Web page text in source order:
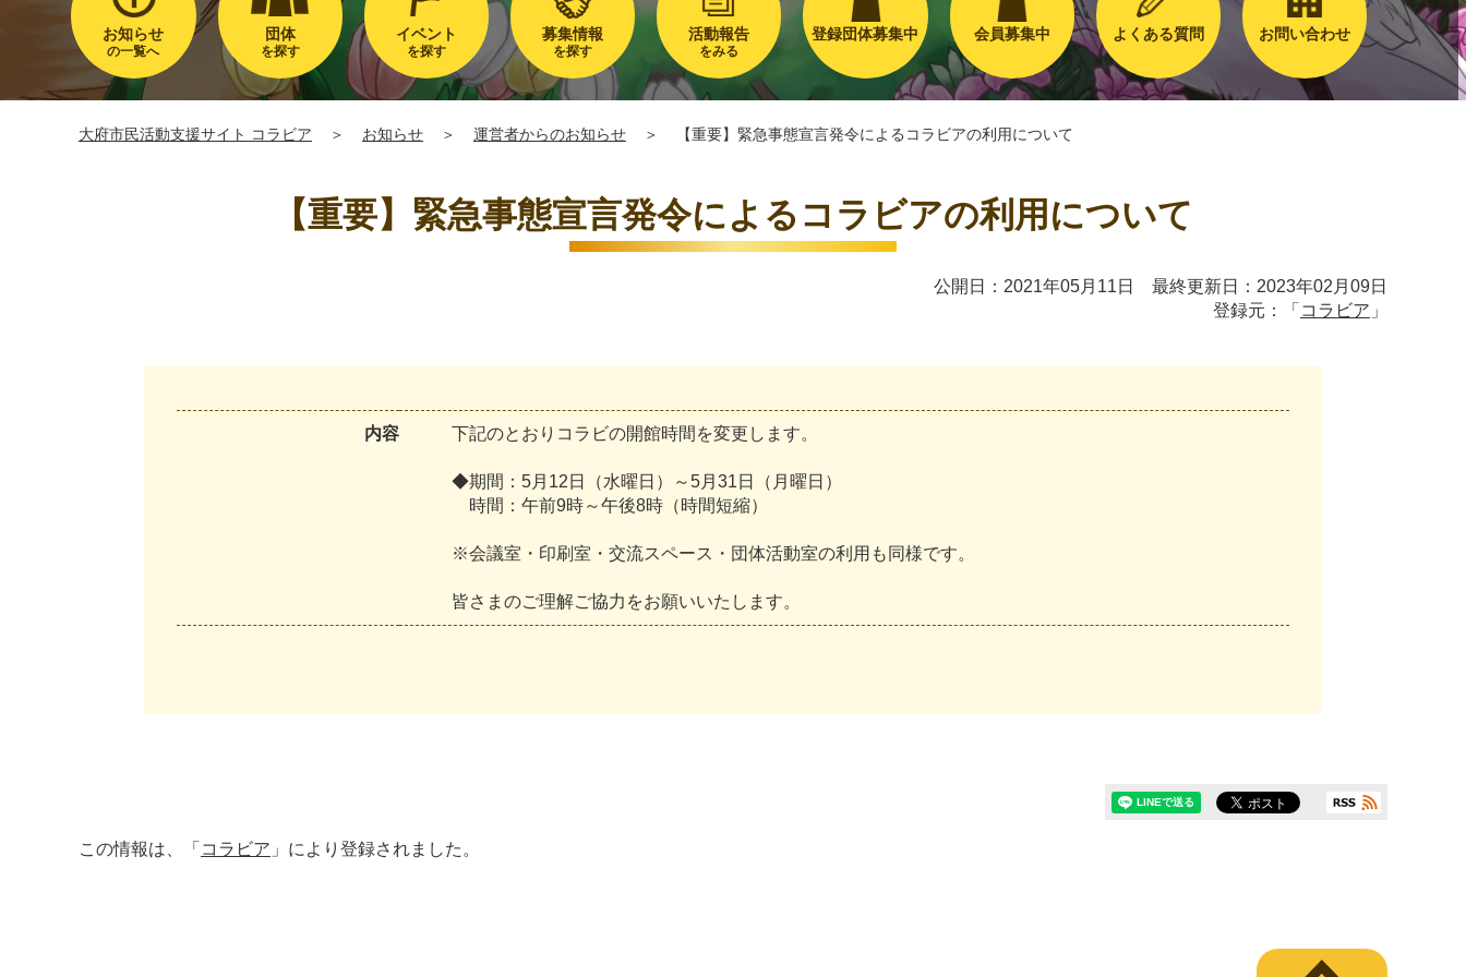
お知らせ
の一覧へ
団体
を探す
イベント
を探す
募集情報
を探す
活動報告
をみる
登録団体募集中 会員募集中 よくある質問 お問い合わせ
大府市民活動支援サイト コラビア ＞ お知らせ ＞ 運営者からのお知らせ ＞ 【重要】緊急事態宣言発令によるコラビアの利用について
【重要】緊急事態宣言発令によるコラビアの利用について
公開日：2021年05月11日 最終更新日：2023年02月09日
登録元：「 コラビア 」
内容 下記のと お り コ ラ ビの開館時間 を変更 し ま す。
◆期 間 ： 5月 12 日 （水曜 日 ） ～5月 31日 （ 月 曜 日 ）
時間 ： 午前9時～午後8時 （時間短縮）
※会議室 ・ 印刷室 ・ 交流スペース ・ 団体活動室の利 用 も 同様です。
皆さ ま のご理解ご協力 をお願いいた し ま す。
この情報は、「 コラビア 」により登録されました。